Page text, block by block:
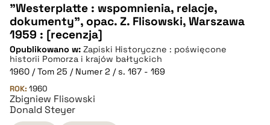
CZYSTY TEKST
pobierz cytat
BIBTEX
"Westerplatte : wspomnienia, relacje,
dokumenty", opac. Z. Flisowski, Warszawa
1959 : [recenzja]
Opublikowano w: Zapiski Historyczne : poświęcone
historii Pomorza i krajów bałtyckich
1960 / Tom 25 / Numer 2 / s. 167 - 169
ROK: 1960
Zbigniew Flisowski
Donald Steyer